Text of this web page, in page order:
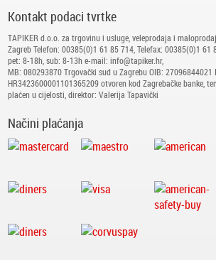
Kontakt podaci tvrtke
TAPIKER d.o.o. za trgovinu i usluge, veleprodaja i
Zagreb Telefon: 00385(0)1 61 85 714, Telefax: 00385(0)1 61
pet: 8-18h, sub: 8-13h e-mail: info@tapiker.hr,
MB: 080293870 Trgovački sud u Zagrebu OIB: 27096844021
HR3423600001101365209 otvoren kod Zagrebačke banke,
plaćen u cijelosti, direktor: Valerija Tapavički
Načini plaćanja